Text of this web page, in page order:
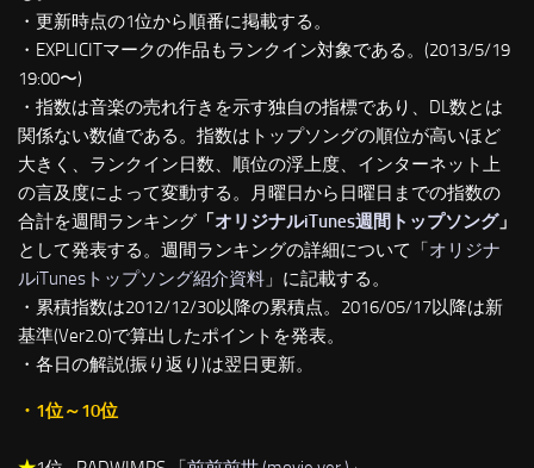
・更新時点の1位から順番に掲載する。
・EXPLICITマークの作品もランクイン対象である。(2013/5/19
19:00〜)
・指数は音楽の売れ行きを示す独自の指標であり、DL数とは
関係ない数値である。指数はトップソングの順位が高いほど
大きく、ランクイン日数、順位の浮上度、インターネット上
の言及度によって変動する。月曜日から日曜日までの指数の
合計を週間ランキング 「オリジナルiTunes週間トップソング」
として発表する。週間ランキングの詳細について「オリジナ
ルiTunesトップソング紹介資料 」に記載する。
・累積指数は2012/12/30以降の累積点。2016/05/17以降は新
基準(Ver2.0)で算出したポイントを発表。
・各日の解説(振り返り)は翌日更新。
・1位～10位